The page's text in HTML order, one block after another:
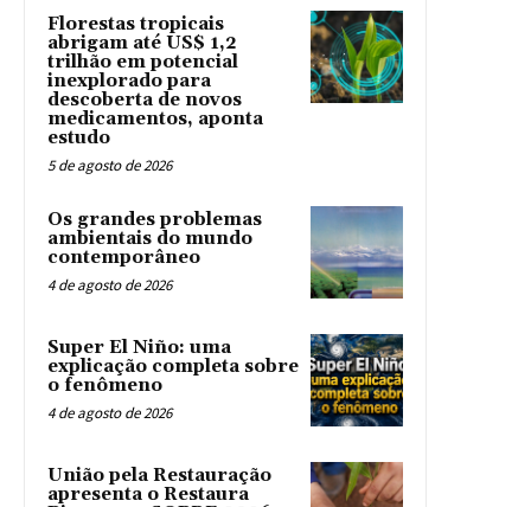
Florestas tropicais
abrigam até US$ 1,2
trilhão em potencial
inexplorado para
descoberta de novos
medicamentos, aponta
estudo
5 de agosto de 2026
Os grandes problemas
ambientais do mundo
contemporâneo
4 de agosto de 2026
Super El Niño: uma
explicação completa sobre
o fenômeno
4 de agosto de 2026
União pela Restauração
apresenta o Restaura